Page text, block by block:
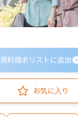
資料請求リストに追加
お気に入り